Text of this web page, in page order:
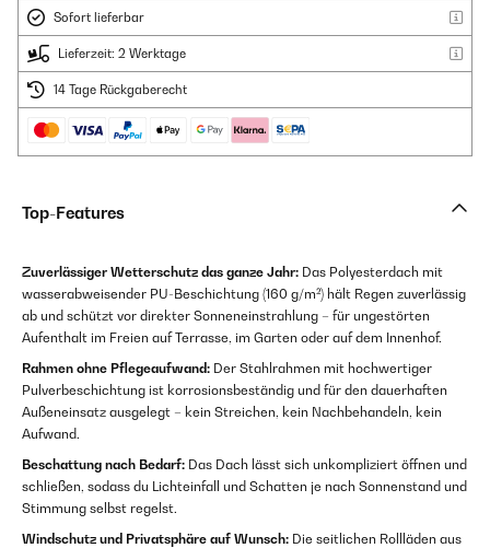
Sofort lieferbar
Lieferzeit: 2 Werktage
14 Tage Rückgaberecht
Top-Features
Zuverlässiger Wetterschutz das ganze Jahr: Das Polyesterdach mit
wasserabweisender PU-Beschichtung (160 g/m²) hält Regen zuverlässig
ab und schützt vor direkter Sonneneinstrahlung – für ungestörten
Aufenthalt im Freien auf Terrasse, im Garten oder auf dem Innenhof.
Rahmen ohne Pflegeaufwand: Der Stahlrahmen mit hochwertiger
Pulverbeschichtung ist korrosionsbeständig und für den dauerhaften
Außeneinsatz ausgelegt – kein Streichen, kein Nachbehandeln, kein
Aufwand.
Beschattung nach Bedarf: Das Dach lässt sich unkompliziert öffnen und
schließen, sodass du Lichteinfall und Schatten je nach Sonnenstand und
Stimmung selbst regelst.
Windschutz und Privatsphäre auf Wunsch: Die seitlichen Rollläden aus